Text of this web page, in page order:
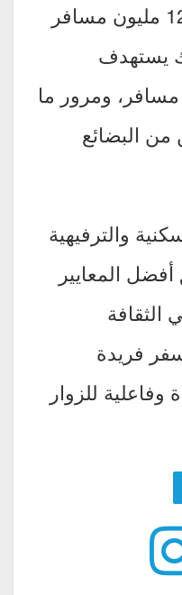
الاستيعابية لتصل إلى 120 مليون مسافر
وكذلك يستهدف
185 مليون مسافر، ومرور ما
طن من البضائع
والترفيهية
المعايير
الثقافة
فريدة
وفاعلية للزوار